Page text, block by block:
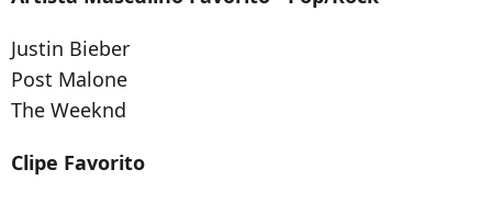
Justin Bieber
Post Malone
The Weeknd
Clipe Favorito